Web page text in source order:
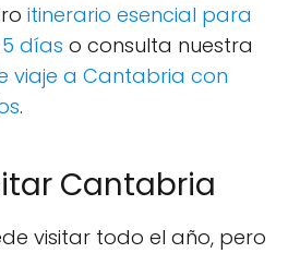
itinerario esencial para
días o consulta nuestra
viaje a Cantabria con
.
Cantabria
visitar todo el año, pero